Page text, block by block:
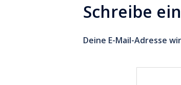
Schreibe
Deine E-Mail-Adresse